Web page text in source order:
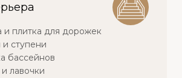
и плитка для дорожек
ступени
бассейнов
лавочки